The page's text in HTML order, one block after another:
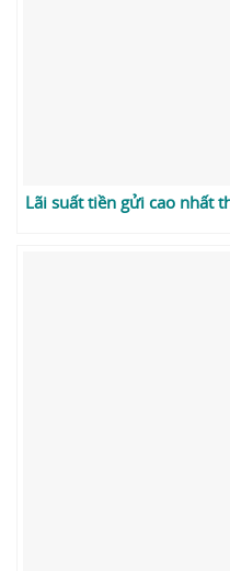
Lãi suất tiền gửi cao nhất